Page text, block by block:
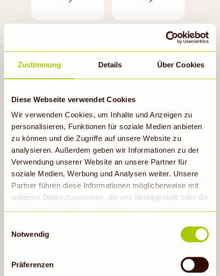
Zustimmung Details Über Cookies
Diese Webseite verwendet Cookies
Wir verwenden Cookies, um Inhalte und Anzeigen zu
personalisieren, Funktionen für soziale Medien anbieten
zu können und die Zugriffe auf unsere Website zu
analysieren. Außerdem geben wir Informationen zu der
Verwendung unserer Website an unsere Partner für
soziale Medien, Werbung und Analysen weiter. Unsere
Partner führen diese Informationen möglicherweise mit
weiteren Daten zusammen, die uns bereitgestellt oder die
erhobenen Daten in den USA durch Google: Unsere
Informationen hierzu findest du unter Datenschutz. Indem
auf „Cookies zulassen“ geklickt bzw. statistische
Notwendig
Präferenzen
Boller
Fruchtsäfte
AKTUELLE ANGEBOTE